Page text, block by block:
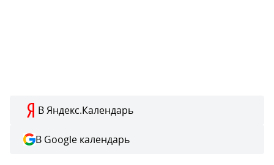
В Яндекс.Календарь
В Google календарь